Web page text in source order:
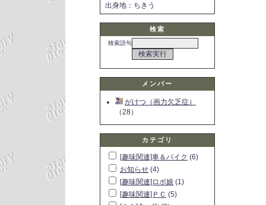
出身地 ： ちきう
検索
検索語句
メンバー
がけつ（画力欠乏症）
（28）
カテゴリ
[趣味関連]車＆バイク (6)
お知らせ (4)
[趣味関連]ロボ娘 (1)
[趣味関連]ＰＣ (5)